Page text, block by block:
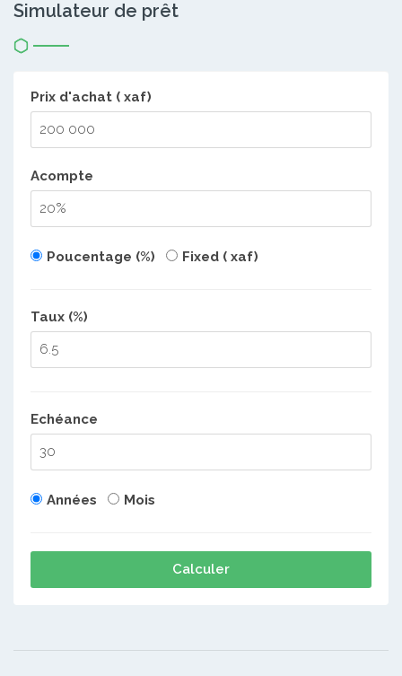
Simulateur de prêt
Prix d'achat ( xaf)
Acompte
Poucentage (%) Fixed ( xaf)
Taux (%)
Echéance
Années Mois
Calculer